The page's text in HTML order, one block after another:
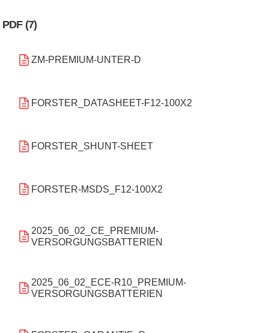
PDF (7)
ZM-PREMIUM-UNTER-D
FORSTER_DATASHEET-F12-100X2
FORSTER_SHUNT-SHEET
FORSTER-MSDS_F12-100X2
2025_06_02_CE_PREMIUM-
VERSORGUNGSBATTERIEN
2025_06_02_ECE-R10_PREMIUM-
VERSORGUNGSBATTERIEN